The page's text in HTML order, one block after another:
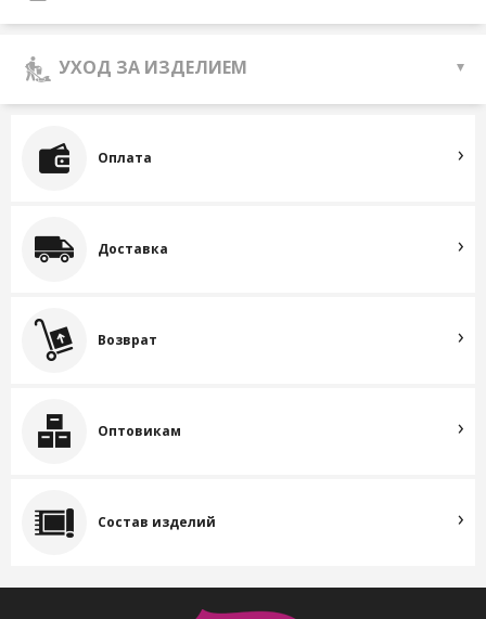
УХОД ЗА ИЗДЕЛИЕМ
Оплата
Доставка
Возврат
Оптовикам
Состав изделий